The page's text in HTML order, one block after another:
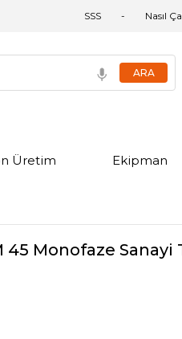
SSS Nasıl
Üretim Ekipman
45 Monofaze